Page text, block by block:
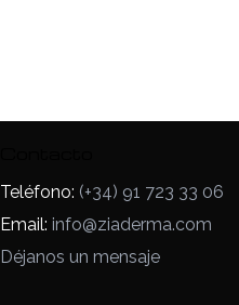
Teléfono: (+34) 91 723 33 06
Email: info@ziaderma.com
Déjanos un mensaje